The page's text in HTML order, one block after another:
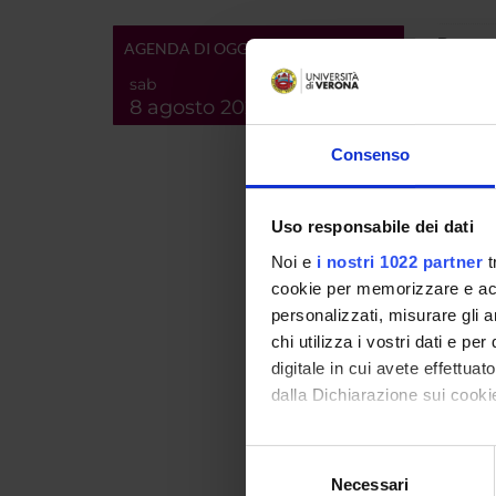
Consenso
Uso responsabile dei dati
Noi e i nostri 1022 partner
cookie per memorizzare e
personalizzati, misurare gli
chi utilizza i vostri dati e per
digitale in cui avete
dalla Dichiarazione sui
Con il tuo consenso,
raccogliere
Necessari
AGENDA DI OGGI
sab
8 agosto 2026
Breve
Id